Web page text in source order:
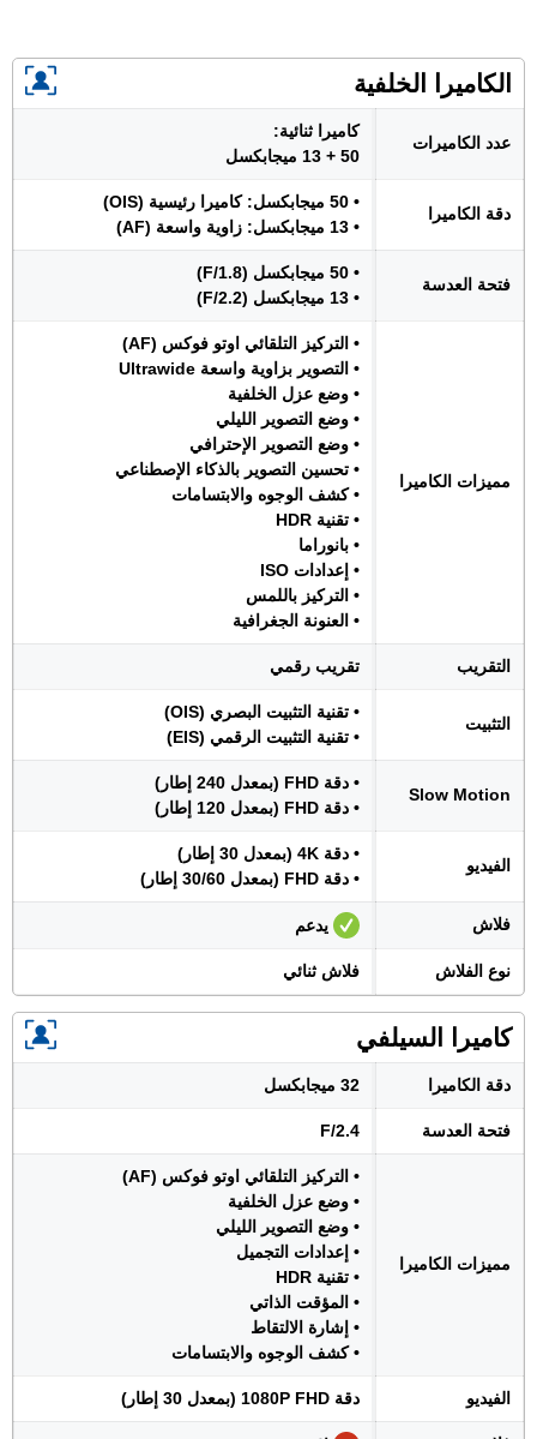
الكاميرا الخلفية
عدد الكاميرات
كاميرا ثنائية:
50 + 13 ميجابكسل
دقة الكاميرا
• 50 ميجابكسل: كاميرا رئيسية (OIS)
• 13 ميجابكسل: زاوية واسعة (AF)
فتحة العدسة
• 50 ميجابكسل (F/1.8)
• 13 ميجابكسل (F/2.2)
مميزات الكاميرا
• التركيز التلقائي اوتو فوكس (AF)
• التصوير بزاوية واسعة Ultrawide
• وضع عزل الخلفية
• وضع التصوير الليلي
• وضع التصوير الإحترافي
• تحسين التصوير بالذكاء الإصطناعي
• كشف الوجوه والابتسامات
• تقنية HDR
• بانوراما
• إعدادات ISO
• التركيز باللمس
• العنونة الجغرافية
التقريب تقريب رقمي
التثبيت
• تقنية التثبيت البصري (OIS)
• تقنية التثبيت الرقمي (EIS)
Slow Motion
• دقة FHD (بمعدل 240 إطار)
• دقة FHD (بمعدل 120 إطار)
الفيديو
• دقة 4K (بمعدل 30 إطار)
• دقة FHD (بمعدل 30/60 إطار)
فلاش يدعم
نوع الفلاش فلاش ثنائي
كاميرا السيلفي
دقة الكاميرا 32 ميجابكسل
فتحة العدسة F/2.4
مميزات الكاميرا
• التركيز التلقائي اوتو فوكس (AF)
• وضع عزل الخلفية
• وضع التصوير الليلي
• إعدادات التجميل
• تقنية HDR
• المؤقت الذاتي
• إشارة الالتقاط
• كشف الوجوه والابتسامات
الفيديو دقة 1080P FHD (بمعدل 30 إطار)